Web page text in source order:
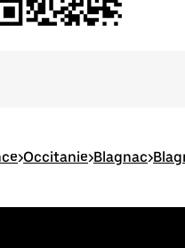
>Occitanie>Blagnac>